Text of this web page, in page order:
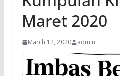
Maret 2020
March 12, 2020 admin